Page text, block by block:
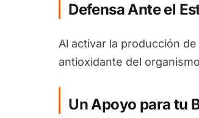
Defensa Ante el
Al activar la producción
antioxidante del
Un Apoyo para tu